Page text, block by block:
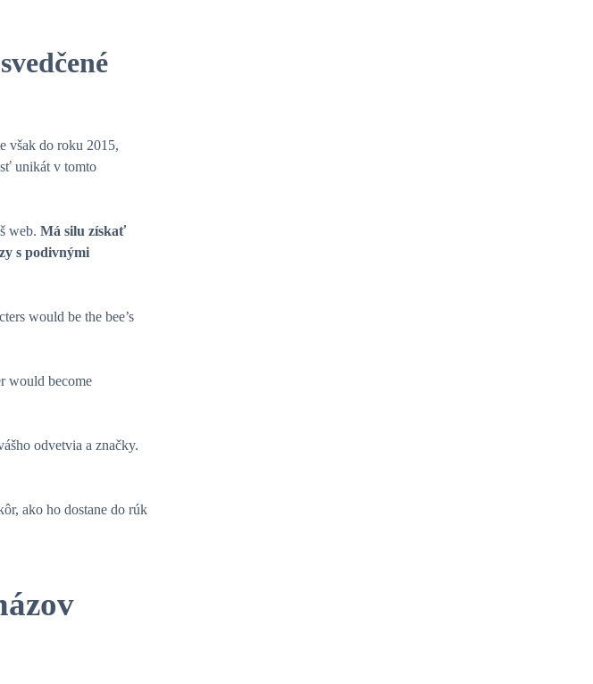
však do roku 2015,
unikát v tomto
web. Má silu získať
s podivnými
would be the bee’s
would become
odvetvia a značky.
ako ho dostane do rúk